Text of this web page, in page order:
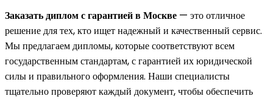
Заказать диплом с гарантией в Москве — это отличное
решение для тех, кто ищет надежный и качественный сервис.
Мы предлагаем дипломы, которые соответствуют всем
государственным стандартам, с гарантией их юридической
силы и правильного оформления. Наши специалисты
тщательно проверяют каждый документ, чтобы обеспечить